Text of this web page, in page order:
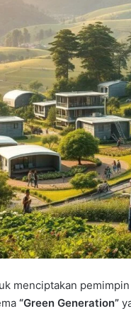
menciptakan
“Green Generation”